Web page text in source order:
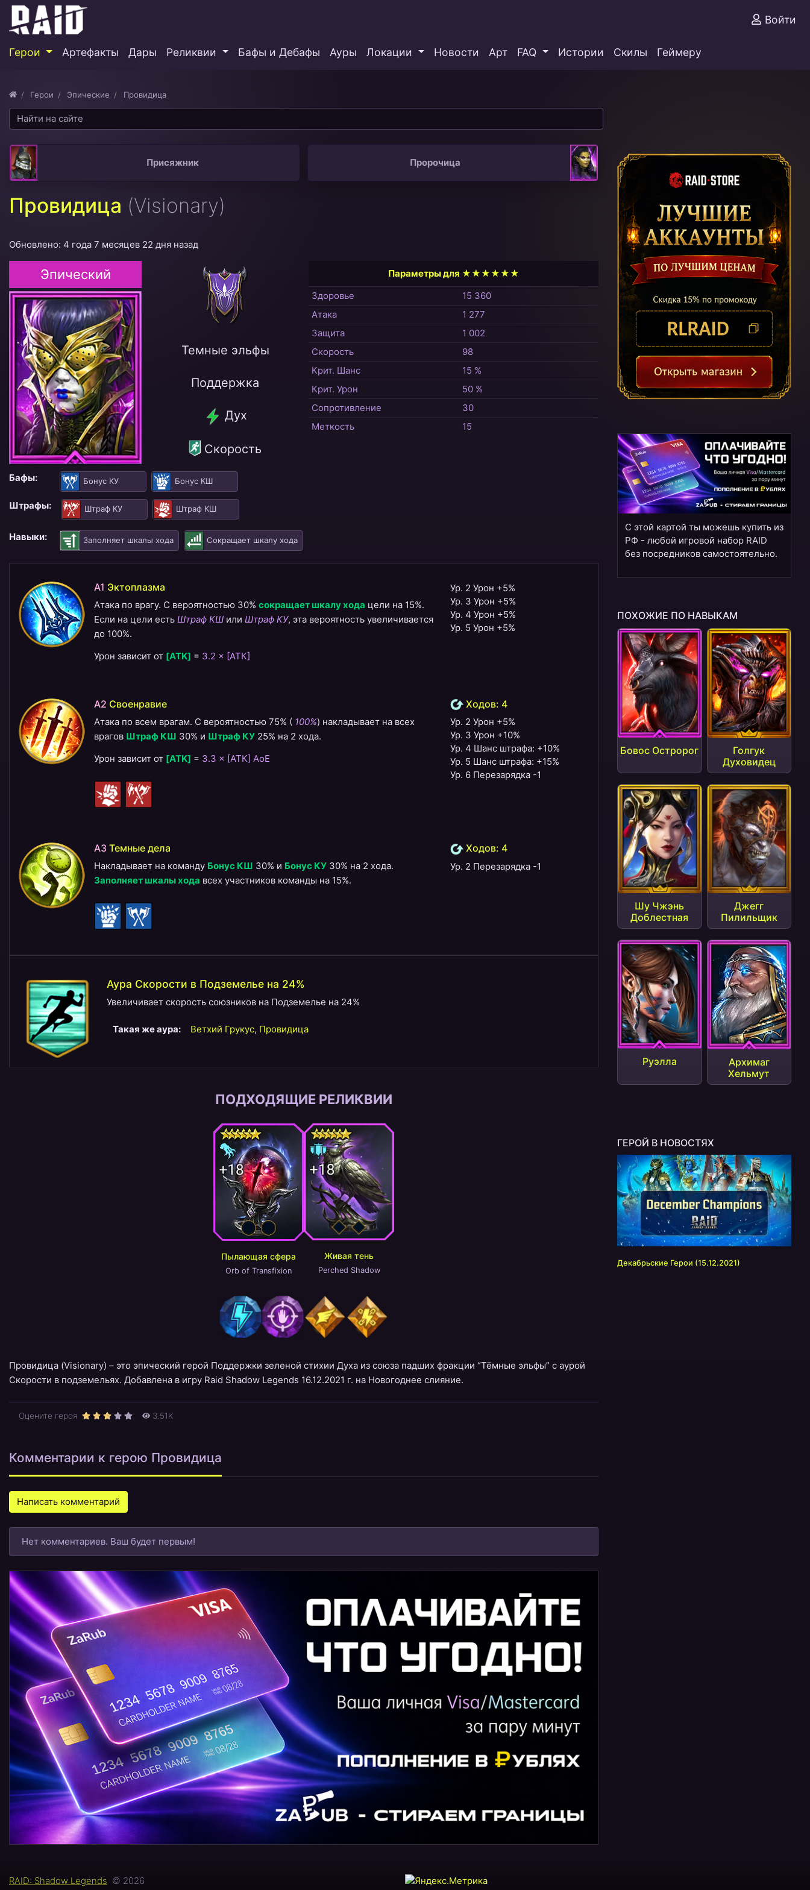
Войти
Герои Артефакты Дары Реликвии Бафы и Дебафы Ауры Локации Новости Арт FAQ Истории Скилы Геймеру
Герои Эпические Провидица
Присяжник Пророчица
Провидица (Visionary)
Обновлено: 4 года 7 месяцев 22 дня назад
Эпический
Темные эльфы
Поддержка
Дух
Скорость
Параметры для ★★★★★★
Здоровье
15 360
Атака
1 277
Защита
1 002
Скорость
98
Крит. Шанс
15 %
Крит. Урон
50 %
Сопротивление
30
Меткость
15
Бафы: Бонус КУ Бонус КШ
Штрафы: Штраф КУ Штраф КШ
Навыки: Заполняет шкалы хода Сокращает шкалу хода
A1 Эктоплазма
Атака по врагу. С вероятностью 30% сокращает шкалу хода цели на 15%.
Если на цели есть Штраф КШ или Штраф КУ, эта вероятность увеличивается
до 100%.
Урон зависит от [ATK] = 3.2 × [АТК]
Ур. 2 Урон +5%
Ур. 3 Урон +5%
Ур. 4 Урон +5%
Ур. 5 Урон +5%
A2 Своенравие
Атака по всем врагам. С вероятностью 75% ( 100%) накладывает на всех
врагов Штраф КШ 30% и Штраф КУ 25% на 2 хода.
Урон зависит от [ATK] = 3.3 × [АТК] AoE
Ходов: 4
Ур. 2 Урон +5%
Ур. 3 Урон +10%
Ур. 4 Шанс штрафа: +10%
Ур. 5 Шанс штрафа: +15%
Ур. 6 Перезарядка -1
A3 Темные дела
Накладывает на команду Бонус КШ 30% и Бонус КУ 30% на 2 хода.
Заполняет шкалы хода всех участников команды на 15%.
Ходов: 4
Ур. 2 Перезарядка -1
Аура Скорости в Подземелье на 24%
Увеличивает скорость союзников на Подземелье на 24%
Такая же аура: Ветхий Грукус, Провидица
ПОДХОДЯЩИЕ РЕЛИКВИИ
Пылающая сфера
Orb of Transfixion
Живая тень
Perched Shadow
Провидица (Visionary) – это эпический герой Поддержки зеленой стихии Духа из союза падших фракции “Тёмные эльфы” с аурой
Скорости в подземельях. Добавлена в игру Raid Shadow Legends 16.12.2021 г. на Новогоднее слияние.
Оцените героя 3.51K
Комментарии к герою Провидица
Написать комментарий
Нет комментариев. Ваш будет первым!
С этой картой ты можешь купить из
РФ - любой игровой набор RAID
без посредников самостоятельно.
ПОХОЖИЕ ПО НАВЫКАМ
Бовос Остророг
Голгук
Духовидец
Шу Чжэнь
Доблестная
Джегг
Пилильщик
Руэлла
Архимаг
Хельмут
ГЕРОЙ В НОВОСТЯХ
Декабрьские Герои (15.12.2021)
RAID: Shadow Legends © 2026